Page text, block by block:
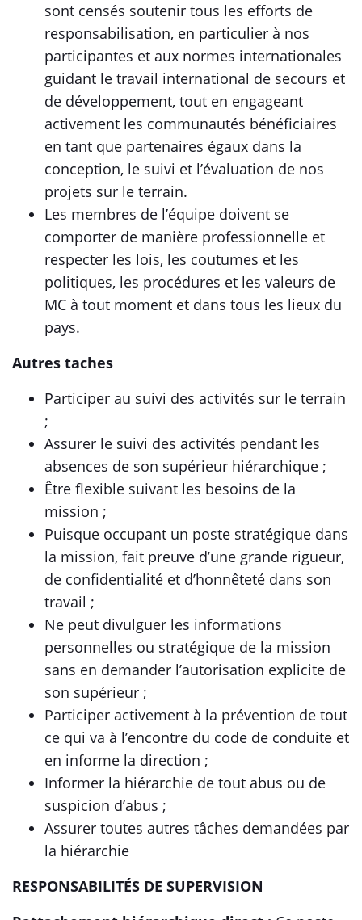
sont censés soutenir tous les efforts de
responsabilisation, en particulier à nos
participantes et aux normes internationales
guidant le travail international de secours et
de développement, tout en engageant
activement les communautés bénéficiaires
en tant que partenaires égaux dans la
conception, le suivi et l’évaluation de nos
projets sur le terrain.
Les membres de l’équipe doivent se
comporter de manière professionnelle et
respecter les lois, les coutumes et les
politiques, les procédures et les valeurs de
MC à tout moment et dans tous les lieux du
pays.
Autres taches
Participer au suivi des activités sur le terrain
;
Assurer le suivi des activités pendant les
absences de son supérieur hiérarchique ;
Être flexible suivant les besoins de la
mission ;
Puisque occupant un poste stratégique dans
la mission, fait preuve d’une grande rigueur,
de confidentialité et d’honnêteté dans son
travail ;
Ne peut divulguer les informations
personnelles ou stratégique de la mission
sans en demander l’autorisation explicite de
son supérieur ;
Participer activement à la prévention de tout
ce qui va à l’encontre du code de conduite et
en informe la direction ;
Informer la hiérarchie de tout abus ou de
suspicion d’abus ;
Assurer toutes autres tâches demandées par
la hiérarchie
RESPONSABILITÉS DE SUPERVISION